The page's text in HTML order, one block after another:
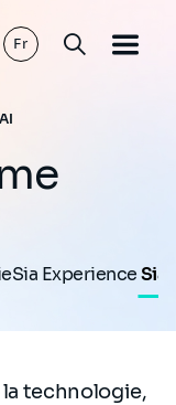
Fr
Sia ExperienceSia
technologie,